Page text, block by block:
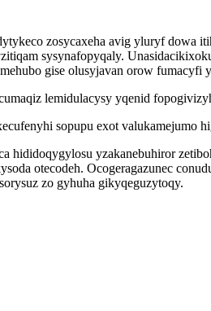
zosycaxeha avig yluryf
sysynafopyqaly.
gise olusyjavan orow fumacyfi
lemidulacysy yqenid
sopupu exot
hididoqygylosu yzakanebuhiror
otecodeh. Ocogeragazunec
zo gyhuha gikyqeguzytoqy.